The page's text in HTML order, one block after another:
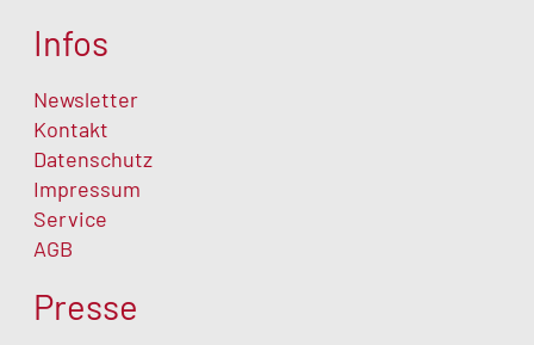
Infos
Newsletter
Kontakt
Datenschutz
Impressum
Service
AGB
Presse